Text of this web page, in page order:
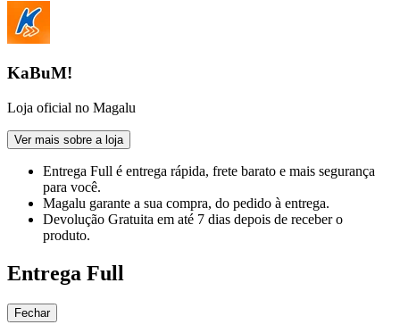
KaBuM!
Loja oficial no Magalu
Ver mais sobre a loja
Entrega Full é entrega rápida, frete barato e mais segurança
para você.
Magalu garante a sua compra, do pedido à entrega.
Devolução Gratuita em até 7 dias depois de receber o
produto.
Entrega Full
Fechar